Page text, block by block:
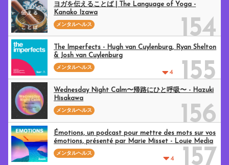
154
ヨガを伝えることば | The Language of Yoga -
Kanako Izawa
メンタルヘルス
4 155
The Imperfects - Hugh van Cuylenburg, Ryan Shelton
& Josh van Cuylenburg
メンタルヘルス
156
Wednesday Night Calm〜帰路にひと呼吸〜 - Hazuki
Hisakawa
メンタルヘルス
4 157
Émotions, un podcast pour mettre des mots sur vos
émotions, présenté par Marie Misset - Louie Media
メンタルヘルス